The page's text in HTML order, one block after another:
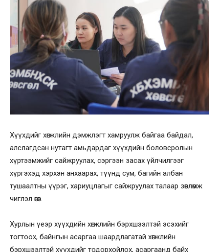
Хүүхдийг хөгжлийн дэмжлэгт хамруулж байгаа байдал,
алслагдсан нутагт амьдардаг хүүхдийн боловсролын
хүртээмжийг сайжруулах, сэргээн засах үйлчилгээг
хүргэхэд хэрхэн анхаарах, түүнд сум, багийн албан
тушаалтны үүрэг, хариуцлагыг сайжруулах талаар зөвлөмж
чиглэл өгөв.
Хурлын үеэр хүүхдийн хөгжлийн бэрхшээлтэй эсэхийг
тогтоох, байнгын асаргаа шаардлагатай хөгжлийн
бэрхшээлтэй хүүхдийг тодорхойлох, асаргаанд байх